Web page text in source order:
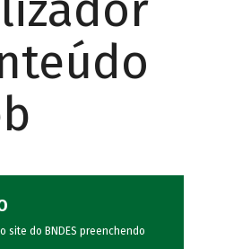
site do BNDES preenchendo